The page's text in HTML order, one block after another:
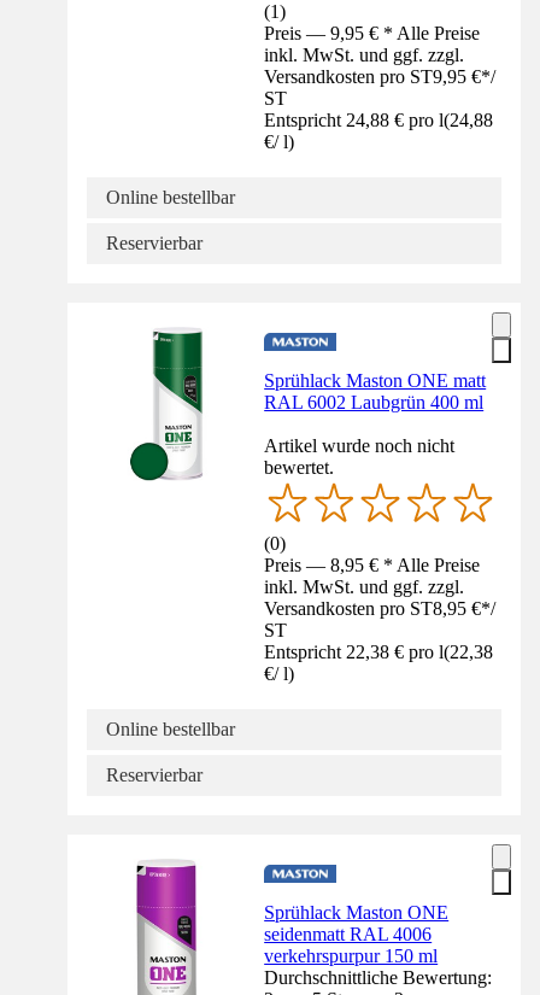
(1)
Preis — 9,95 € * Alle Preise
inkl. MwSt. und ggf. zzgl.
Versandkosten pro ST9,95 €*/
ST
Entspricht 24,88 € pro l(24,88
€/ l)
Online bestellbar
Reservierbar
Sprühlack Maston ONE matt
RAL 6002 Laubgrün 400 ml
Artikel wurde noch nicht
bewertet.
(0)
Preis — 8,95 € * Alle Preise
inkl. MwSt. und ggf. zzgl.
Versandkosten pro ST8,95 €*/
ST
Entspricht 22,38 € pro l(22,38
€/ l)
Online bestellbar
Reservierbar
Sprühlack Maston ONE
seidenmatt RAL 4006
verkehrspurpur 150 ml
Durchschnittliche Bewertung: